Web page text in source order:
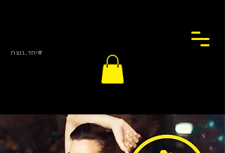
#יחד_ננצח